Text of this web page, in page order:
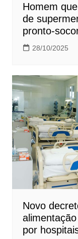
Homem
de
pronto-
28/10/2025
Novo
por